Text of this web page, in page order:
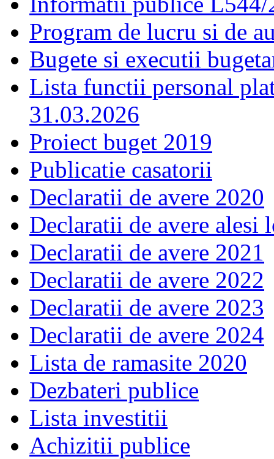
Program de lucru si de
Bugete si executii
Lista functii personal
31.03.2026
Proiect buget 2019
Publicatie casatorii
Declaratii de avere 2020
Declaratii de avere alesi
Declaratii de avere 2021
Declaratii de avere 2022
Declaratii de avere 2023
Declaratii de avere 2024
Lista de ramasite 2020
Dezbateri publice
Lista investitii
Achizitii publice